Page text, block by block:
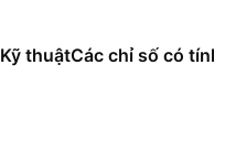
Kỹ thuậtCác chỉ số có